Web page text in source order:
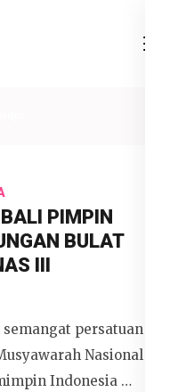
PIMPIN
BULAT
III
semangat persatuan
Nasional
Indonesia …